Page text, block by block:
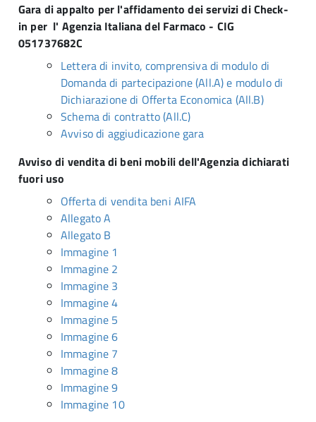
Gara di appalto per l'affidamento dei servizi di Check-
in per l' Agenzia Italiana del Farmaco - CIG
051737682C
Lettera di invito, comprensiva di modulo di
Domanda di partecipazione (All.A) e modulo di
Dichiarazione di Offerta Economica (All.B)
Schema di contratto (All.C)
Avviso di aggiudicazione gara
Avviso di vendita di beni mobili dell'Agenzia dichiarati
fuori uso
Offerta di vendita beni AIFA
Allegato A
Allegato B
Immagine 1
Immagine 2
Immagine 3
Immagine 4
Immagine 5
Immagine 6
Immagine 7
Immagine 8
Immagine 9
Immagine 10